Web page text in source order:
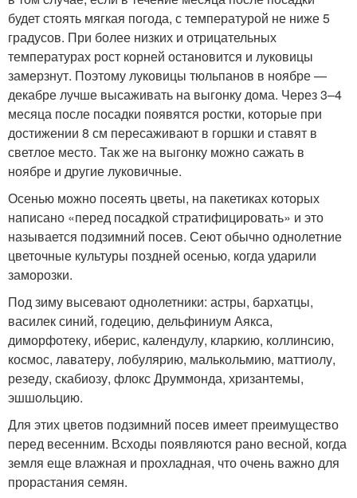
будет стоять мягкая погода, с температурой не ниже 5
градусов. При более низких и отрицательных
температурах рост корней остановится и луковицы
замерзнут. Поэтому луковицы тюльпанов в ноябре —
декабре лучше высаживать на выгонку дома. Через 3–4
месяца после посадки появятся ростки, которые при
достижении 8 см пересаживают в горшки и ставят в
светлое место. Так же на выгонку можно сажать в
ноябре и другие луковичные.
Осенью можно посеять цветы, на пакетиках которых
написано «перед посадкой стратифицировать» и это
называется подзимний посев. Сеют обычно однолетние
цветочные культуры поздней осенью, когда ударили
заморозки.
Под зиму высевают однолетники: астры, бархатцы,
василек синий, годецию, дельфиниум Аякса,
диморфотеку, иберис, календулу, кларкию, коллинсию,
космос, лаватеру, лобулярию, малькольмию, маттиолу,
резеду, скабиозу, флокс Друммонда, хризантемы,
эшшольцию.
Для этих цветов подзимний посев имеет преимущество
перед весенним. Всходы появляются рано весной, когда
земля еще влажная и прохладная, что очень важно для
прорастания семян.